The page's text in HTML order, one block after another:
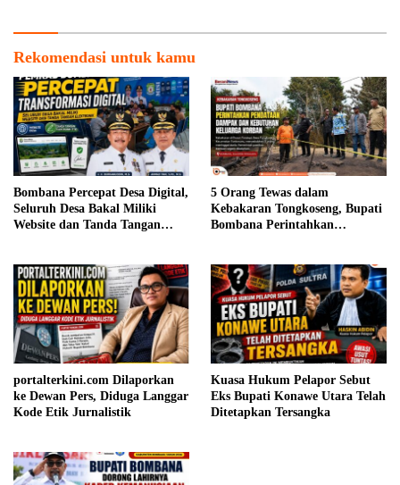
Rekomendasi untuk kamu
Bombana Percepat Desa Digital,
Seluruh Desa Bakal Miliki
Website dan Tanda Tangan
5 Orang Tewas dalam
Kebakaran Tongkoseng, Bupati
Bombana Perintahkan
portalterkini.com Dilaporkan
ke Dewan Pers, Diduga Langgar
Kode Etik Jurnalistik
Kuasa Hukum Pelapor Sebut
Eks Bupati Konawe Utara Telah
Ditetapkan Tersangka